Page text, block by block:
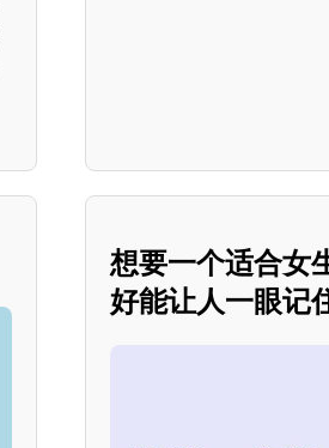
想要一个适合女
好能让人一眼记